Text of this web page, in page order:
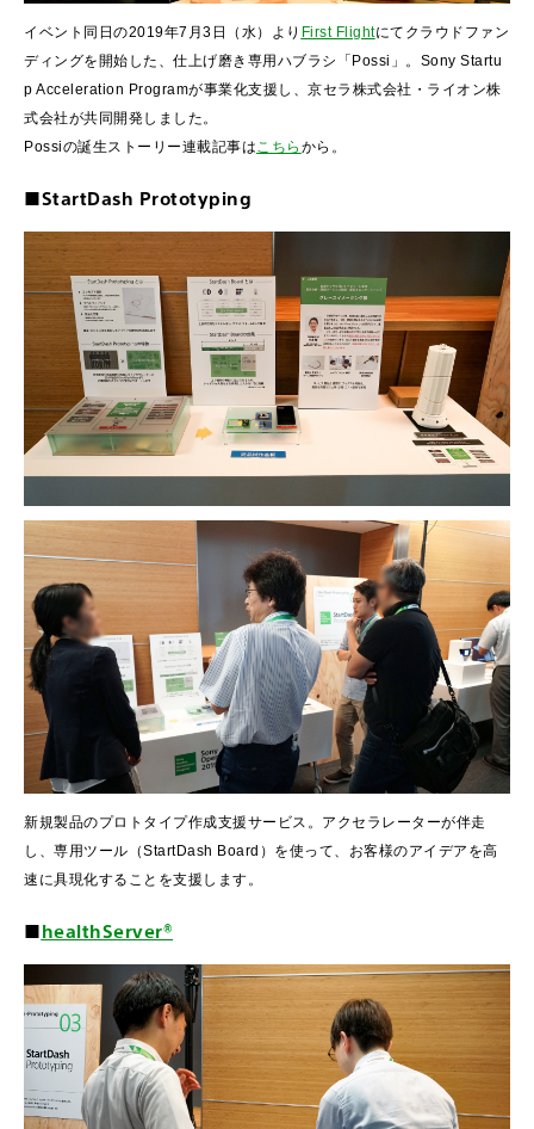
イベント同日の2019年7月3日（水）より First Flightにてクラウドファン
ディングを開始した、仕上げ磨き専用ハブラシ「Possi」。Sony Startu
p Acceleration Programが事業化支援し、京セラ株式会社・ライオン株
式会社が共同開発しました。
Possiの誕生ストーリー連載記事は こちら から。
■StartDash Prototyping
新規製品のプロトタイプ作成支援サービス。アクセラレーターが伴走
し、専用ツール（StartDash Board）を使って、お客様のアイデアを高
速に具現化することを支援します。
■healthServer®